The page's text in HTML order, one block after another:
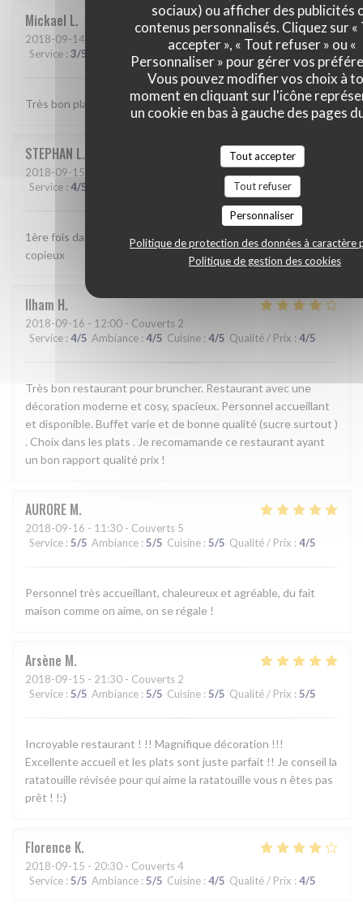
sociaux) ou afficher des publicités
contenus personnalisés. Cliquez sur «
accepter », « Tout refuser » ou «
Personnaliser » pour gérer vos
Vous pouvez modifier vos choix à
moment en cliquant sur l'icône
un cookie en bas à gauche des pages
Tout accepter
Tout refuser
Personnaliser
Politique de protection des données à caractère
Politique de gestion des cookies
Mickael L
2018-09-14
Service : 3/5 Ambiance Cuisine : 5/5 Qualité / Prix :4/5
Très bon plats.
STEPHAN L
2018-09-15
Service : 4/5 Qualité / Prix
1ère fois dans ce restaurant Très bon accueil Plats bons et
copieux
Ilham H
2018-09-16 - 12:00 - Couverts 2
Service : 4/5 Ambiance : 4/5 Cuisine : 4/5 Qualité / Prix : 4/5
Très bon restaurant pour bruncher. Restaurant avec une
décoration moderne et cosy, spacieux. Personnel accueillant
et disponible. Buffet varie et de bonne qualité (sucre surtout )
. Choix dans les plats . Je recomamande ce restaurant ayant
un bon rapport qualité prix !
AURORE M
2018-09-16 - 11:30 - Couverts 5
Service : 5/5 Ambiance : 5/5 Cuisine : 5/5 Qualité / Prix : 4/5
Personnel très accueillant, chaleureux et agréable, du fait
maison comme on aime, on se régale !
Arsène M
2018-09-15 - 21:30 - Couverts 2
Service : 5/5 Ambiance : 5/5 Cuisine : 5/5 Qualité / Prix : 5/5
Incroyable restaurant ! !! Magnifique décoration !!!
Excellente accueil et les plats sont juste parfait !! Je conseil la
ratatouille révisée pour qui aime la ratatouille vous n êtes pas
prêt ! !:)
Florence K
2018-09-15 - 20:30 - Couverts 4
Service : 5/5 Ambiance : 5/5 Cuisine : 4/5 Qualité / Prix : 4/5